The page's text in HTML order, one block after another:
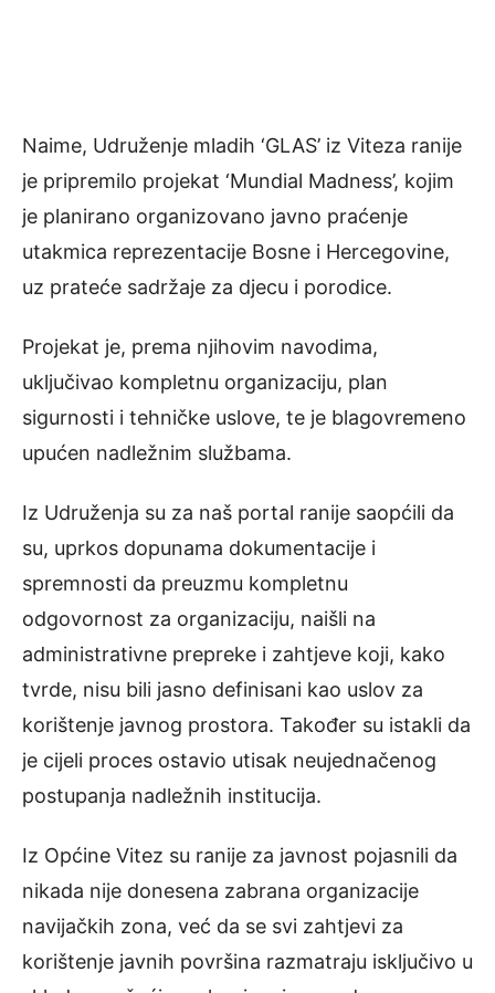
Naime, Udruženje mladih ‘GLAS’ iz Viteza ranije
je pripremilo projekat ‘Mundial Madness’, kojim
je planirano organizovano javno praćenje
utakmica reprezentacije Bosne i Hercegovine,
uz prateće sadržaje za djecu i porodice.
Projekat je, prema njihovim navodima,
uključivao kompletnu organizaciju, plan
sigurnosti i tehničke uslove, te je blagovremeno
upućen nadležnim službama.
Iz Udruženja su za naš portal ranije saopćili da
su, uprkos dopunama dokumentacije i
spremnosti da preuzmu kompletnu
odgovornost za organizaciju, naišli na
administrativne prepreke i zahtjeve koji, kako
tvrde, nisu bili jasno definisani kao uslov za
korištenje javnog prostora. Također su istakli da
je cijeli proces ostavio utisak neujednačenog
postupanja nadležnih institucija.
Iz Općine Vitez su ranije za javnost pojasnili da
nikada nije donesena zabrana organizacije
navijačkih zona, već da se svi zahtjevi za
korištenje javnih površina razmatraju isključivo u